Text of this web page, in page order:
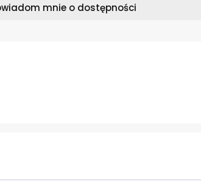
mnie o dostępności